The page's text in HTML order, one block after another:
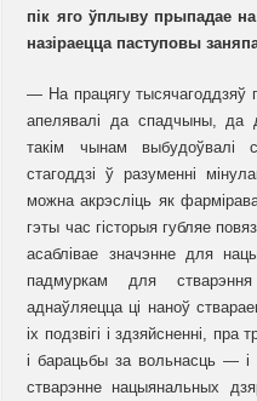
пік яго ўплыву прыпадае
назіраецца паступовы
— На працягу тысячагоддзяў
апелявалі да спадчыны, да
такім чынам
стагоддзі ў разуменні
можна акрэсліць як
гэты час гісторыя губляе
асаблівае значэнне для
падмуркам для
аднаўляецца ці наноў
іх подзвігі і здзяйсненні,
і барацьбы за вольнасць — і
стварэнне нацыянальных